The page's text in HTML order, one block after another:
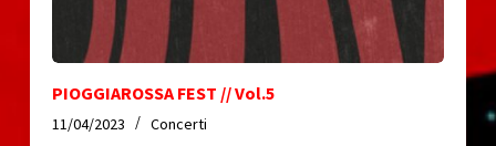
PIOGGIAROSSA FEST // Vol.5
11/04/2023 Concerti